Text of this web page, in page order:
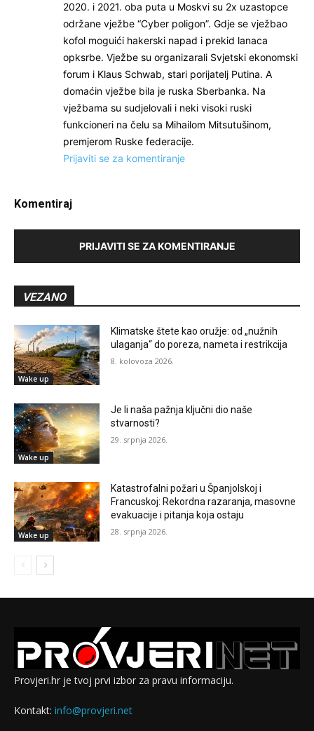
2020. i 2021. oba puta u Moskvi su 2x uzastopce
održane vježbe “Cyber poligon”. Gdje se vježbao
kofol moguići hakerski napad i prekid lanaca
opksrbe. Vježbe su organizarali Svjetski ekonomski
forum i Klaus Schwab, stari porijatelj Putina. A
domaćin vježbe bila je ruska Sberbanka. Na
vježbama su sudjelovali i neki visoki ruski
funkcioneri na čelu sa Mihailom Mitsutušinom,
premjerom Ruske federacije.
Prijaviti se za komentiranje
Komentiraj
PRIJAVITI SE ZA KOMENTIRANJE
VEZANO
Wake up
Klimatske štete kao oružje: od „nužnih
ulaganja“ do poreza, nameta i restrikcija
8. kolovoza 2026.
Wake up
Je li naša pažnja ključni dio naše
stvarnosti?
29. srpnja 2026.
Wake up
Katastrofalni požari u Španjolskoj i
Francuskoj: Rekordna razaranja, masovne
evakuacije i pitanja koja ostaju
28. srpnja 2026.
Provjeri.hr je tvoj prvi izbor za pravu informaciju.
Kontakt: info@provjeri.net